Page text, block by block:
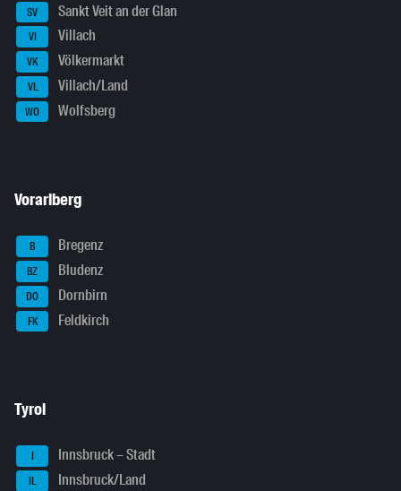
SV Sankt Veit an der Glan
VI Villach
VK Völkermarkt
VL Villach/Land
WO Wolfsberg
Vorarlberg
B Bregenz
BZ Bludenz
DO Dornbirn
FK Feldkirch
Tyrol
I Innsbruck – Stadt
IL Innsbruck/Land